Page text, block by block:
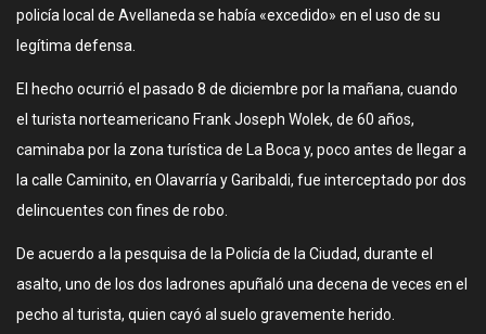
policía local de Avellaneda se había «excedido» en el uso de su
legítima defensa.
El hecho ocurrió el pasado 8 de diciembre por la mañana, cuando
el turista norteamericano Frank Joseph Wolek, de 60 años,
caminaba por la zona turística de La Boca y, poco antes de llegar a
la calle Caminito, en Olavarría y Garibaldi, fue interceptado por dos
delincuentes con fines de robo.
De acuerdo a la pesquisa de la Policía de la Ciudad, durante el
asalto, uno de los dos ladrones apuñaló una decena de veces en el
pecho al turista, quien cayó al suelo gravemente herido.